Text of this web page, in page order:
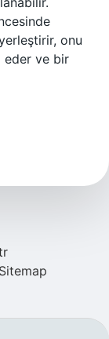
onu
eder ve bir
Sitemap